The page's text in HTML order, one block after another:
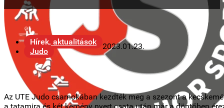
Hírek, aktualitások
Judo
2023.01.23.
Az UTE Judo csarnokában kezdték meg a szezont a